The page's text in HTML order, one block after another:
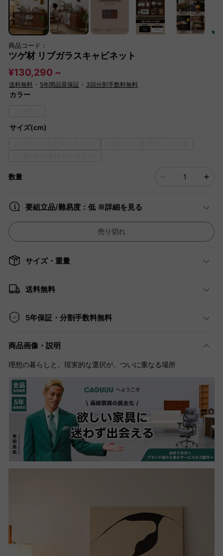
商品コード：
ツゲ材 リブガラスキャビネット
¥130,290 ~
送料無料 ・ 5年間品質保証 ・ 3回分割手数料無料
カラー
サイズ(cm)
数量
要組立品/難易度：低 ※詳細を見る
売り切れ
サイズ・重量
送料無料
5年保証・分割手数料無料
商品画像・説明
理想の暮らしと、現実的な選択が、ついに重なる場所